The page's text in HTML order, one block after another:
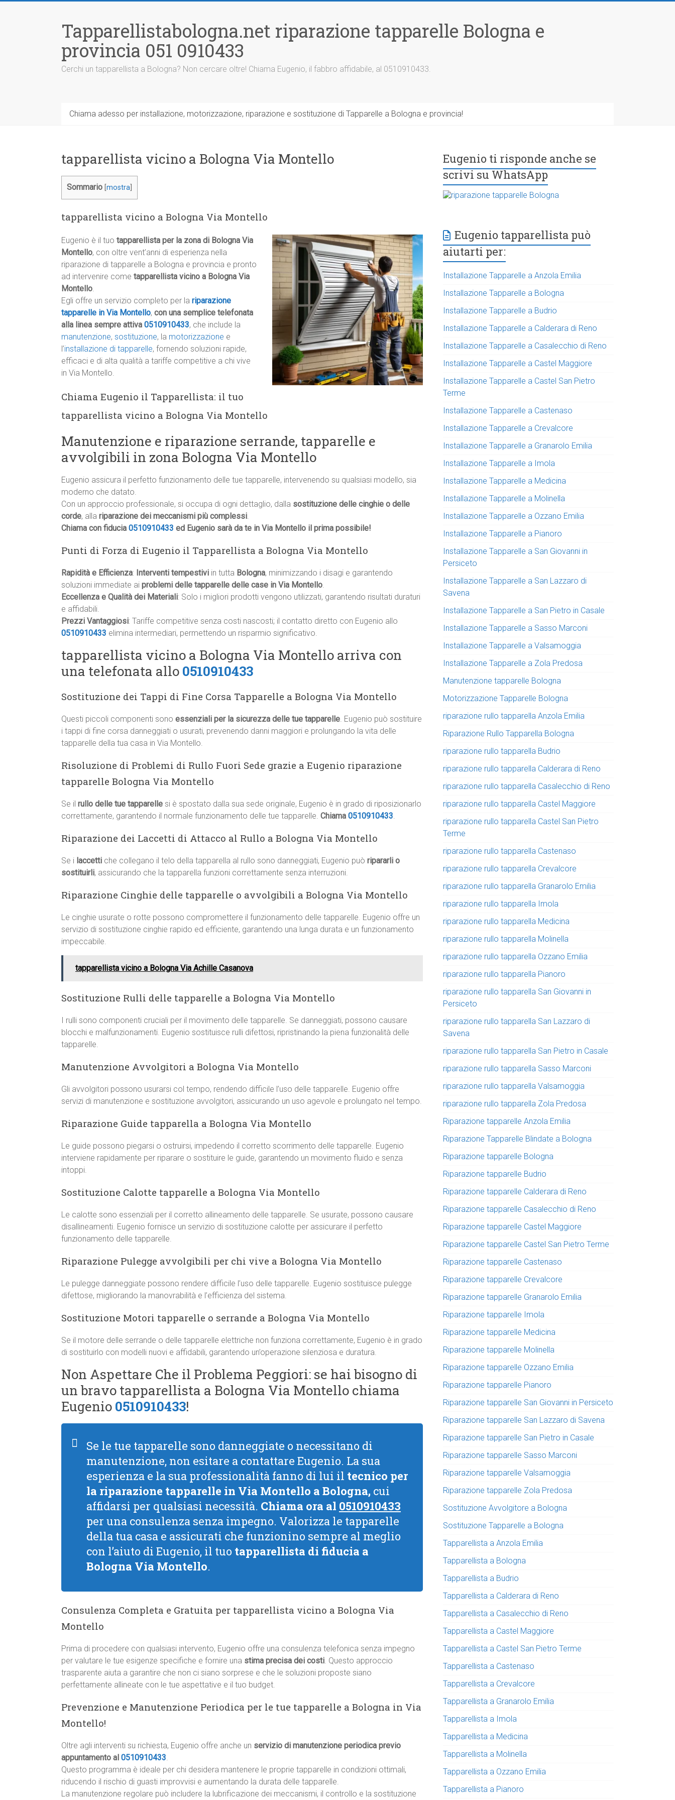
Tapparellistabologna.net riparazione tapparelle Bologna e
provincia 051 0910433
Cerchi un tapparellista a Bologna? Non cercare oltre! Chiama Eugenio, il fabbro affidabile, al 0510910433.
Chiama adesso per installazione, motorizzazione, riparazione e sostituzione di Tapparelle a Bologna e provincia!
tapparellista vicino a Bologna Via Montello
Sommario mostra
tapparellista vicino a Bologna Via Montello
Eugenio è il tuo tapparellista per la zona di Bologna Via
Montello, con oltre vent’anni di esperienza nella
riparazione di tapparelle a Bologna e provincia e pronto
ad intervenire come tapparellista vicino a Bologna Via
Montello.
Egli offre un servizio completo per la riparazione
tapparelle in Via Montello, con una semplice telefonata
alla linea sempre attiva 0510910433, che include la
manutenzione, sostituzione, la motorizzazione e
l’installazione di tapparelle, fornendo soluzioni rapide,
efficaci e di alta qualità a tariffe competitive a chi vive
in Via Montello.
Chiama Eugenio il Tapparellista: il tuo
tapparellista vicino a Bologna Via Montello
Manutenzione e riparazione serrande, tapparelle e
avvolgibili in zona Bologna Via Montello
Eugenio assicura il perfetto funzionamento delle tue tapparelle, intervenendo su qualsiasi modello, sia
moderno che datato.
Con un approccio professionale, si occupa di ogni dettaglio, dalla sostituzione delle cinghie o delle
corde, alla riparazione dei meccanismi più complessi.
Chiama con fiducia 0510910433 ed Eugenio sarà da te in Via Montello il prima possibile!
Punti di Forza di Eugenio il Tapparellista a Bologna Via Montello
Rapidità e Efficienza: Interventi tempestivi in tutta Bologna, minimizzando i disagi e garantendo
soluzioni immediate ai problemi delle tapparelle delle case in Via Montello.
Eccellenza e Qualità dei Materiali: Solo i migliori prodotti vengono utilizzati, garantendo risultati duraturi
e affidabili.
Prezzi Vantaggiosi: Tariffe competitive senza costi nascosti; il contatto diretto con Eugenio allo
0510910433 elimina intermediari, permettendo un risparmio significativo.
tapparellista vicino a Bologna Via Montello arriva con
una telefonata allo 0510910433
Sostituzione dei Tappi di Fine Corsa Tapparelle a Bologna Via Montello
Questi piccoli componenti sono essenziali per la sicurezza delle tue tapparelle. Eugenio può sostituire
i tappi di fine corsa danneggiati o usurati, prevenendo danni maggiori e prolungando la vita delle
tapparelle della tua casa in Via Montello.
Risoluzione di Problemi di Rullo Fuori Sede grazie a Eugenio riparazione
tapparelle Bologna Via Montello
Se il rullo delle tue tapparelle si è spostato dalla sua sede originale, Eugenio è in grado di riposizionarlo
correttamente, garantendo il normale funzionamento delle tue tapparelle. Chiama 0510910433.
Riparazione dei Laccetti di Attacco al Rullo a Bologna Via Montello
Se i laccetti che collegano il telo della tapparella al rullo sono danneggiati, Eugenio può ripararli o
sostituirli, assicurando che la tapparella funzioni correttamente senza interruzioni.
Riparazione Cinghie delle tapparelle o avvolgibili a Bologna Via Montello
Le cinghie usurate o rotte possono compromettere il funzionamento delle tapparelle. Eugenio offre un
servizio di sostituzione cinghie rapido ed efficiente, garantendo una lunga durata e un funzionamento
impeccabile.
tapparellista vicino a Bologna Via Achille Casanova
Sostituzione Rulli delle tapparelle a Bologna Via Montello
I rulli sono componenti cruciali per il movimento delle tapparelle. Se danneggiati, possono causare
blocchi e malfunzionamenti. Eugenio sostituisce rulli difettosi, ripristinando la piena funzionalità delle
tapparelle.
Manutenzione Avvolgitori a Bologna Via Montello
Gli avvolgitori possono usurarsi col tempo, rendendo difficile l’uso delle tapparelle. Eugenio offre
servizi di manutenzione e sostituzione avvolgitori, assicurando un uso agevole e prolungato nel tempo.
Riparazione Guide tapparella a Bologna Via Montello
Le guide possono piegarsi o ostruirsi, impedendo il corretto scorrimento delle tapparelle. Eugenio
interviene rapidamente per riparare o sostituire le guide, garantendo un movimento fluido e senza
intoppi.
Sostituzione Calotte tapparelle a Bologna Via Montello
Le calotte sono essenziali per il corretto allineamento delle tapparelle. Se usurate, possono causare
disallineamenti. Eugenio fornisce un servizio di sostituzione calotte per assicurare il perfetto
funzionamento delle tapparelle.
Riparazione Pulegge avvolgibili per chi vive a Bologna Via Montello
Le pulegge danneggiate possono rendere difficile l’uso delle tapparelle. Eugenio sostituisce pulegge
difettose, migliorando la manovrabilità e l’efficienza del sistema.
Sostituzione Motori tapparelle o serrande a Bologna Via Montello
Se il motore delle serrande o delle tapparelle elettriche non funziona correttamente, Eugenio è in grado
di sostituirlo con modelli nuovi e affidabili, garantendo un’operazione silenziosa e duratura.
Non Aspettare Che il Problema Peggiori: se hai bisogno di
un bravo tapparellista a Bologna Via Montello chiama
Eugenio 0510910433!
Se le tue tapparelle sono danneggiate o necessitano di
manutenzione, non esitare a contattare Eugenio. La sua
esperienza e la sua professionalità fanno di lui il tecnico per
la riparazione tapparelle in Via Montello a Bologna, cui
affidarsi per qualsiasi necessità. Chiama ora al 0510910433
per una consulenza senza impegno. Valorizza le tapparelle
della tua casa e assicurati che funzionino sempre al meglio
con l’aiuto di Eugenio, il tuo tapparellista di fiducia a
Bologna Via Montello.
Consulenza Completa e Gratuita per tapparellista vicino a Bologna Via
Montello
Prima di procedere con qualsiasi intervento, Eugenio offre una consulenza telefonica senza impegno
per valutare le tue esigenze specifiche e fornire una stima precisa dei costi. Questo approccio
trasparente aiuta a garantire che non ci siano sorprese e che le soluzioni proposte siano
perfettamente allineate con le tue aspettative e il tuo budget.
Prevenzione e Manutenzione Periodica per le tue tapparelle a Bologna in Via
Montello!
Oltre agli interventi su richiesta, Eugenio offre anche un servizio di manutenzione periodica previo
appuntamento al 0510910433.
Questo programma è ideale per chi desidera mantenere le proprie tapparelle in condizioni ottimali,
riducendo il rischio di guasti improvvisi e aumentando la durata delle tapparelle.
La manutenzione regolare può includere la lubrificazione dei meccanismi, il controllo e la sostituzione
Eugenio ti risponde anche se
scrivi su WhatsApp
Eugenio tapparellista può
aiutarti per:
Installazione Tapparelle a Anzola Emilia
Installazione Tapparelle a Bologna
Installazione Tapparelle a Budrio
Installazione Tapparelle a Calderara di Reno
Installazione Tapparelle a Casalecchio di Reno
Installazione Tapparelle a Castel Maggiore
Installazione Tapparelle a Castel San Pietro
Terme
Installazione Tapparelle a Castenaso
Installazione Tapparelle a Crevalcore
Installazione Tapparelle a Granarolo Emilia
Installazione Tapparelle a Imola
Installazione Tapparelle a Medicina
Installazione Tapparelle a Molinella
Installazione Tapparelle a Ozzano Emilia
Installazione Tapparelle a Pianoro
Installazione Tapparelle a San Giovanni in
Persiceto
Installazione Tapparelle a San Lazzaro di
Savena
Installazione Tapparelle a San Pietro in Casale
Installazione Tapparelle a Sasso Marconi
Installazione Tapparelle a Valsamoggia
Installazione Tapparelle a Zola Predosa
Manutenzione tapparelle Bologna
Motorizzazione Tapparelle Bologna
riparazione rullo tapparella Anzola Emilia
Riparazione Rullo Tapparella Bologna
riparazione rullo tapparella Budrio
riparazione rullo tapparella Calderara di Reno
riparazione rullo tapparella Casalecchio di Reno
riparazione rullo tapparella Castel Maggiore
riparazione rullo tapparella Castel San Pietro
Terme
riparazione rullo tapparella Castenaso
riparazione rullo tapparella Crevalcore
riparazione rullo tapparella Granarolo Emilia
riparazione rullo tapparella Imola
riparazione rullo tapparella Medicina
riparazione rullo tapparella Molinella
riparazione rullo tapparella Ozzano Emilia
riparazione rullo tapparella Pianoro
riparazione rullo tapparella San Giovanni in
Persiceto
riparazione rullo tapparella San Lazzaro di
Savena
riparazione rullo tapparella San Pietro in Casale
riparazione rullo tapparella Sasso Marconi
riparazione rullo tapparella Valsamoggia
riparazione rullo tapparella Zola Predosa
Riparazione tapparelle Anzola Emilia
Riparazione Tapparelle Blindate a Bologna
Riparazione tapparelle Bologna
Riparazione tapparelle Budrio
Riparazione tapparelle Calderara di Reno
Riparazione tapparelle Casalecchio di Reno
Riparazione tapparelle Castel Maggiore
Riparazione tapparelle Castel San Pietro Terme
Riparazione tapparelle Castenaso
Riparazione tapparelle Crevalcore
Riparazione tapparelle Granarolo Emilia
Riparazione tapparelle Imola
Riparazione tapparelle Medicina
Riparazione tapparelle Molinella
Riparazione tapparelle Ozzano Emilia
Riparazione tapparelle Pianoro
Riparazione tapparelle San Giovanni in Persiceto
Riparazione tapparelle San Lazzaro di Savena
Riparazione tapparelle San Pietro in Casale
Riparazione tapparelle Sasso Marconi
Riparazione tapparelle Valsamoggia
Riparazione tapparelle Zola Predosa
Sostituzione Avvolgitore a Bologna
Sostituzione Tapparelle a Bologna
Tapparellista a Anzola Emilia
Tapparellista a Bologna
Tapparellista a Budrio
Tapparellista a Calderara di Reno
Tapparellista a Casalecchio di Reno
Tapparellista a Castel Maggiore
Tapparellista a Castel San Pietro Terme
Tapparellista a Castenaso
Tapparellista a Crevalcore
Tapparellista a Granarolo Emilia
Tapparellista a Imola
Tapparellista a Medicina
Tapparellista a Molinella
Tapparellista a Ozzano Emilia
Tapparellista a Pianoro